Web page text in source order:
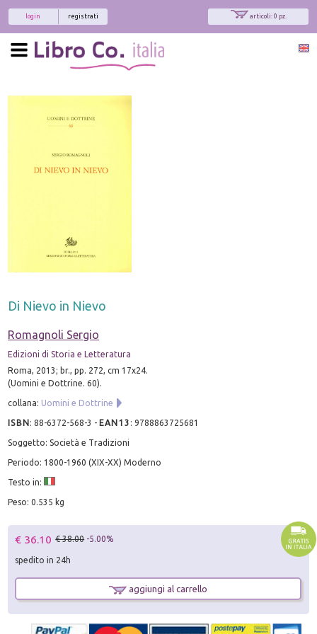
articoli: 0 pz.
registrati
login
Di Nievo in Nievo
Romagnoli Sergio
Edizioni di Storia e Letteratura
Roma, 2013; br., pp. 272, cm 17x24.
(Uomini e Dottrine. 60).
collana: Uomini e Dottrine
ISBN:88-6372-568-3 - EAN13 :9788863725681
Soggetto: Società e Tradizioni
Periodo: 1800-1960 (XIX-XX) Moderno
Testo in:
Peso: 0.535 kg
€ 36.10 € 38.00 -5.00%
spedito in 24h
aggiungi al carrello